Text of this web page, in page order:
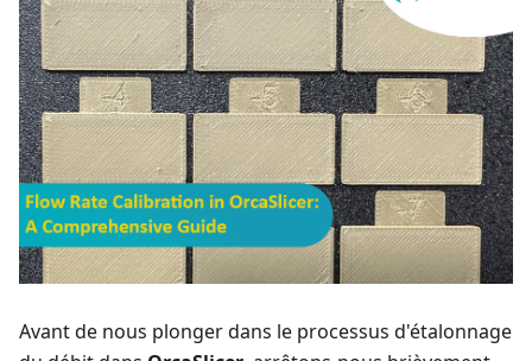
Avant de nous plonger dans le processus d'étalonnage